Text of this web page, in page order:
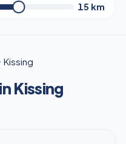
15 km
Kissing
Kissing